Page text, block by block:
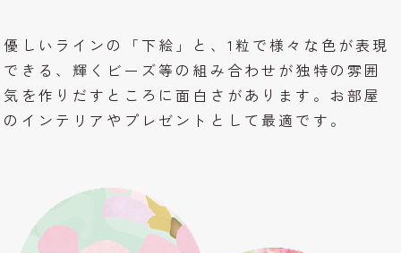
優しいラインの「下絵」と、1粒で様々な色が表現
できる、輝くビーズ等の組み合わせが独特の雰囲
気を作りだすところに面白さがあります。お部屋
のインテリアやプレゼントとして最適です。